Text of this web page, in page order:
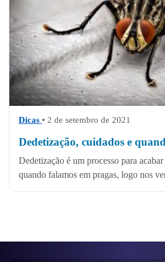
Dicas • 2 de setembro de 2021
Dedetização, cuidados e
Dedetização é um processo para
quando falamos em pragas, logo nos